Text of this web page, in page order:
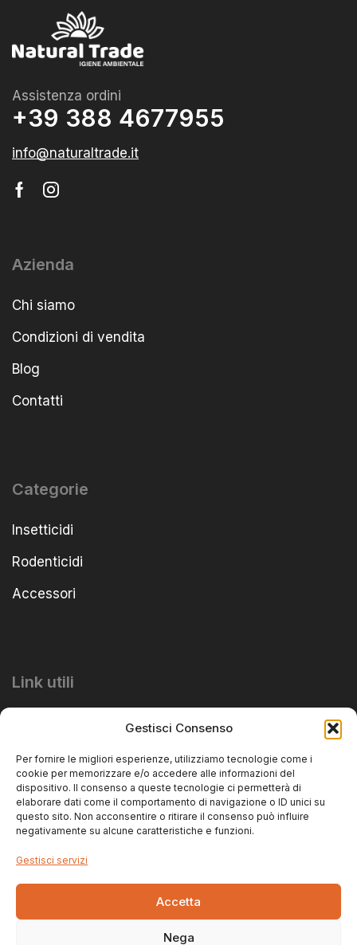
Gestisci Consenso
Per fornire le migliori esperienze, utilizziamo tecnologie come i
cookie per memorizzare e/o accedere alle informazioni del
dispositivo. Il consenso a queste tecnologie ci permetterà di
elaborare dati come il comportamento di navigazione o ID unici su
questo sito. Non acconsentire o ritirare il consenso può influire
negativamente su alcune caratteristiche e funzioni.
Gestisci servizi
Accetta
Nega
Assistenza ordini
+39 388 4677955
info@naturaltrade.it
Azienda
Chi siamo
Condizioni di vendita
Blog
Contatti
Categorie
Insetticidi
Rodenticidi
Accessori
Link utili
Informativa Privacy
Informativa Cookie
Copyright © 2025 Natural Trade Srls – P.iva:
02654780184 – Designed by:Marcosh.net